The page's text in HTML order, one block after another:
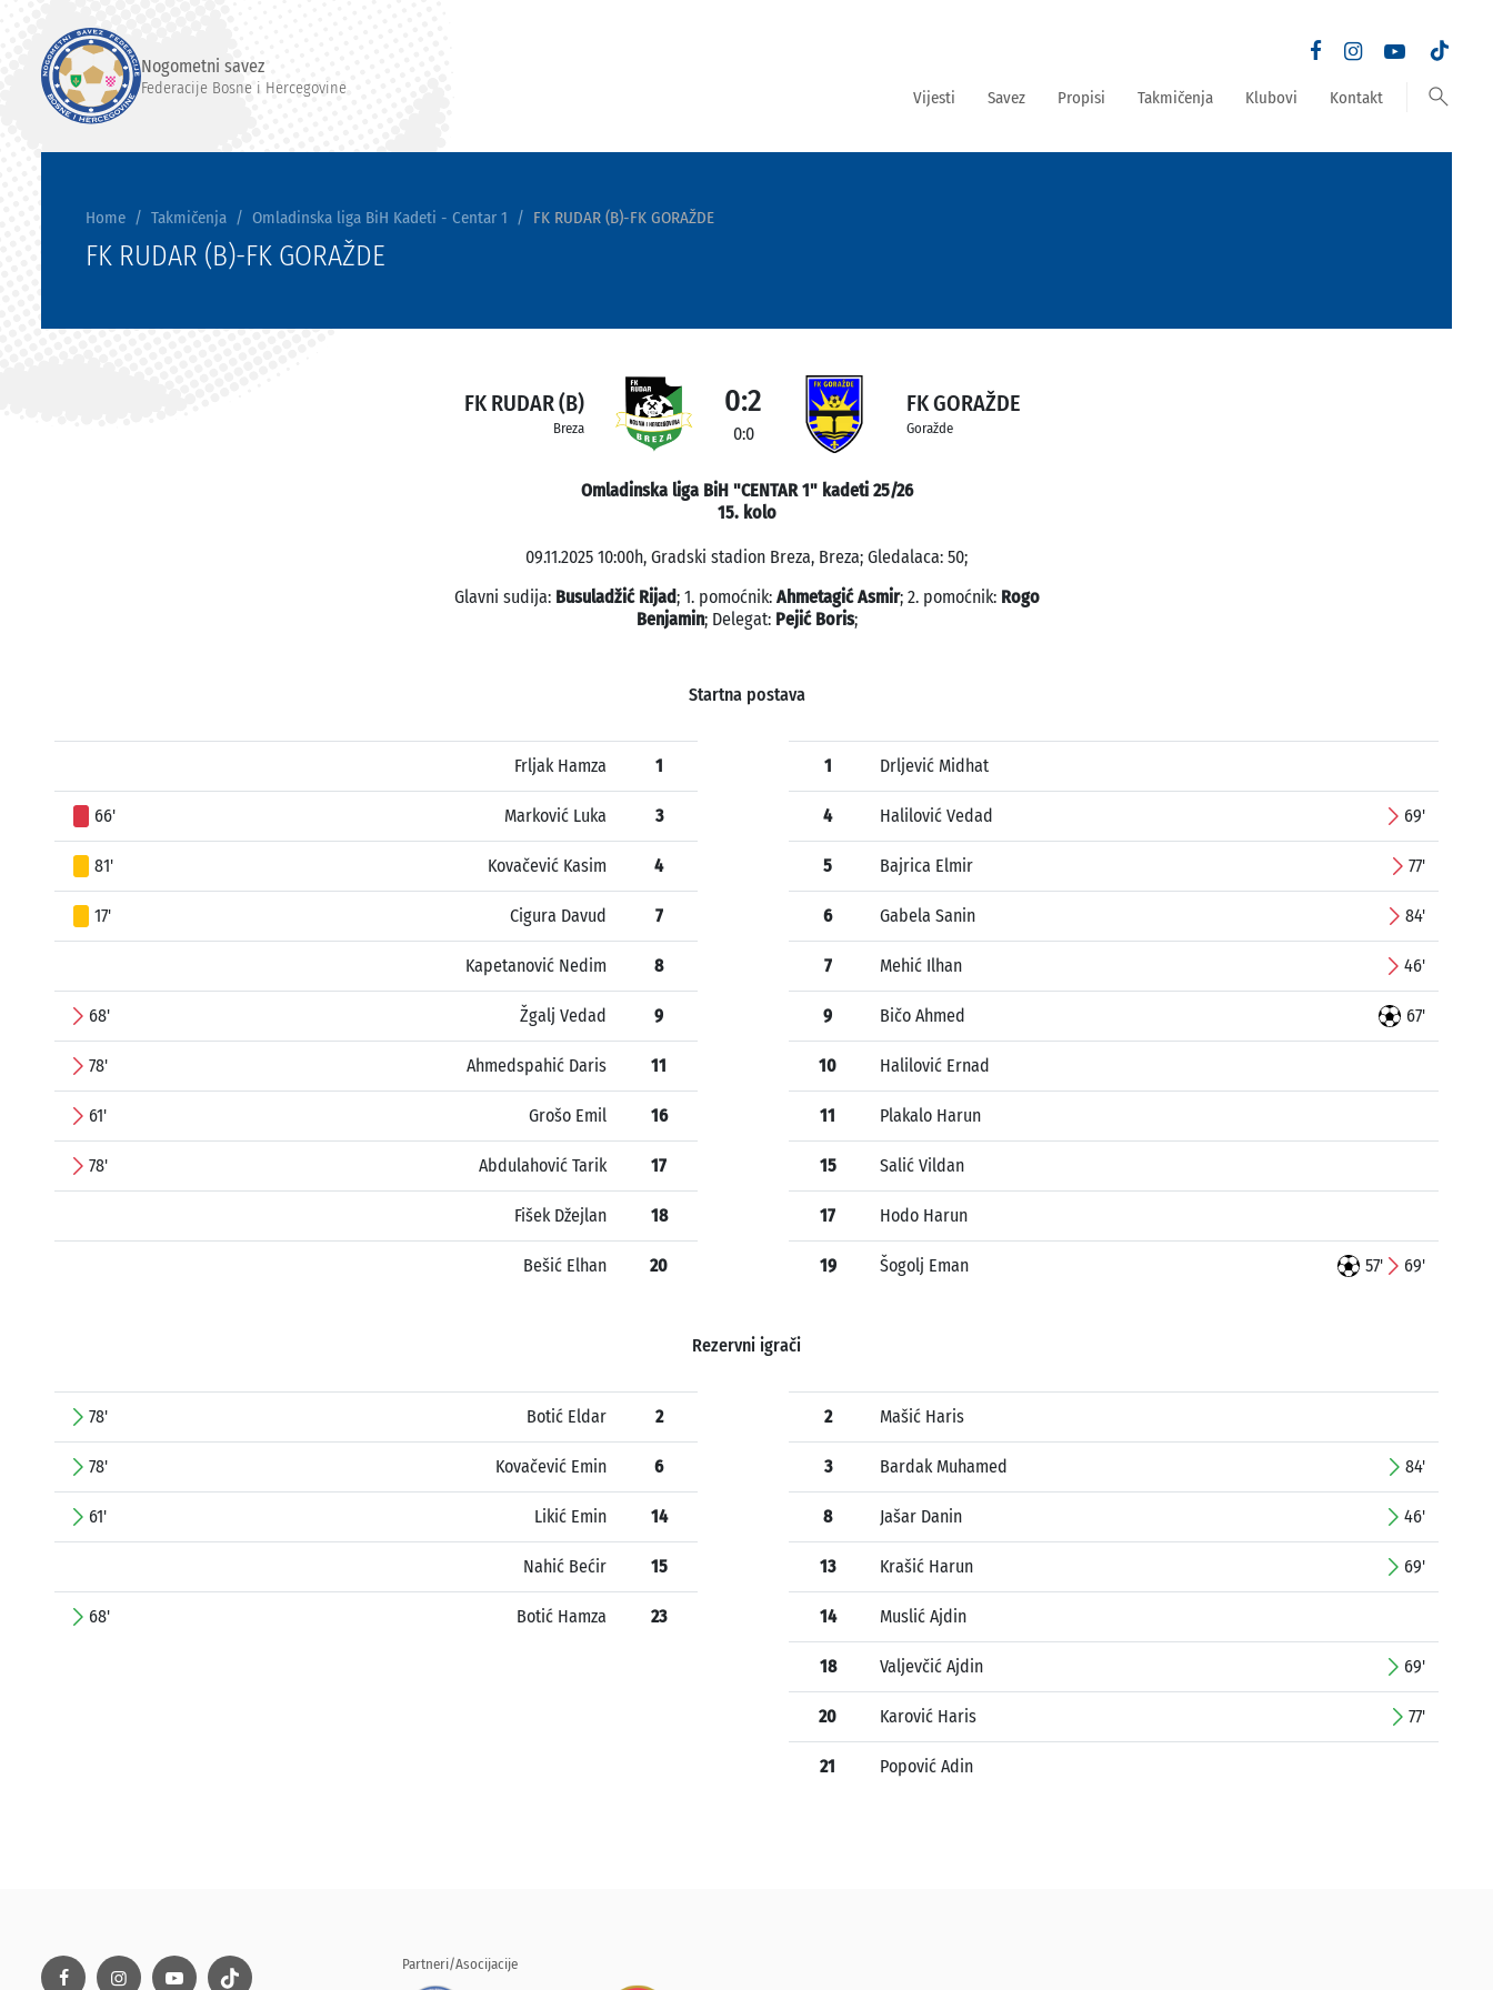
Nogometni savez
Federacije Bosne i Hercegovine Vijesti Savez Propisi Takmičenja Klubovi Kontakt search
Home Takmičenja Omladinska liga BiH Kadeti - Centar 1 FK RUDAR (B)-FK GORAŽDE
FK RUDAR (B)-FK GORAŽDE
FK RUDAR (B)
Breza
0:2
0:0
FK GORAŽDE
Goražde
Omladinska liga BiH "CENTAR 1" kadeti 25/26
15. kolo
09.11.2025 10:00h, Gradski stadion Breza, Breza; Gledalaca: 50;
Glavni sudija: Busuladžić Rijad; 1. pomoćnik: Ahmetagić Asmir; 2. pomoćnik: Rogo
Benjamin; Delegat: Pejić Boris;
Startna postava
Frljak Hamza 1
66' Marković Luka 3
81' Kovačević Kasim 4
17' Cigura Davud 7
Kapetanović Nedim 8
68' Žgalj Vedad 9
78' Ahmedspahić Daris 11
61' Grošo Emil 16
78' Abdulahović Tarik 17
Fišek Džejlan 18
Bešić Elhan 20
1 Drljević Midhat
4 Halilović Vedad 69'
5 Bajrica Elmir 77'
6 Gabela Sanin 84'
7 Mehić Ilhan 46'
9 Bičo Ahmed 67'
10 Halilović Ernad
11 Plakalo Harun
15 Salić Vildan
17 Hodo Harun
19 Šogolj Eman 57' 69'
Rezervni igrači
78' Botić Eldar 2
78' Kovačević Emin 6
61' Likić Emin 14
Nahić Bećir 15
68' Botić Hamza 23
2 Mašić Haris
3 Bardak Muhamed 84'
8 Jašar Danin 46'
13 Krašić Harun 69'
14 Muslić Ajdin
18 Valjevčić Ajdin 69'
20 Karović Haris 77'
21 Popović Adin
Partneri/Asocijacije